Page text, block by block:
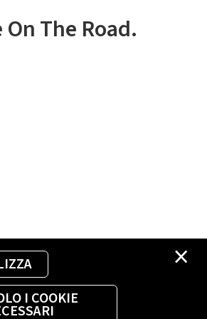
×
I COOKIE
The Road.